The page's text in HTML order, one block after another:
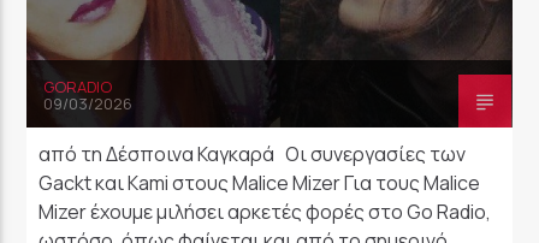
GORADIO
09/03/2026
από τη Δέσποινα Καγκαρά Οι συνεργασίες των
Gackt και Kami στους Malice Mizer Για τους Malice
Mizer έχουμε μιλήσει αρκετές φορές στο Go Radio,